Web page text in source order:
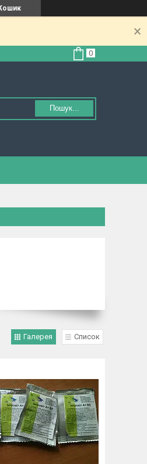
Пошук...
Галерея Список